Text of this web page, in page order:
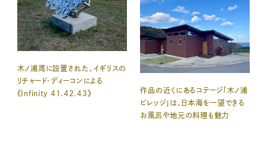
木ノ浦湾に設置された、イギリスの
リチャード・ディーコンによる
《Infinity 41.42.43》
作品の近くにあるコテージ「木ノ浦
ビレッジ」は、日本海を一望できる
お風呂や地元の料理も魅力